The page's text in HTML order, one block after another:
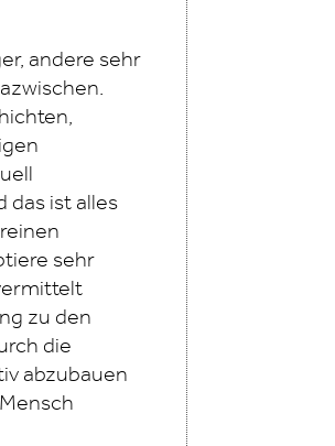
andere sehr
das ist alles
sehr
zu den
die
abzubauen